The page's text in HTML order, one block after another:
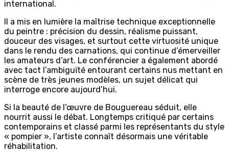
international.
Il a mis en lumière la maîtrise technique exceptionnelle
du peintre : précision du dessin, réalisme puissant,
douceur des visages, et surtout cette virtuosité unique
dans le rendu des carnations, qui continue d’émerveiller
les amateurs d’art. Le conférencier a également abordé
avec tact l’ambiguïté entourant certains nus mettant en
scène de très jeunes modèles, un sujet délicat qui
interroge encore aujourd’hui.
Si la beauté de l’œuvre de Bouguereau séduit, elle
nourrit aussi le débat. Longtemps critiqué par certains
contemporains et classé parmi les représentants du style
« pompier », l’artiste connaît désormais une véritable
réhabilitation.